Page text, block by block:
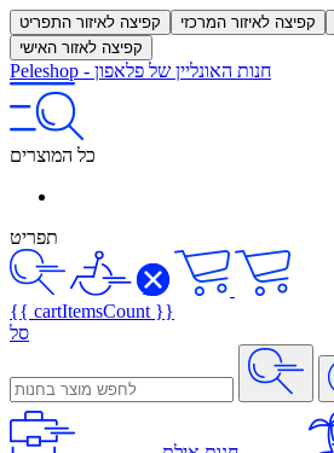
קפיצה לאיזור התפריט קפיצה לאיזור המרכזי
קפיצה לאזור האישי
Peleshop - חנות האונליין של פלאפון
כל המוצרים
תפריט
{{ cartItemsCount }}
סל